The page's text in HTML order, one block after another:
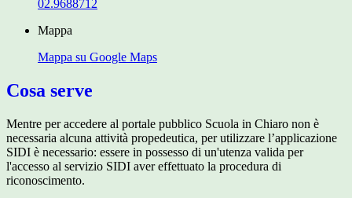
02.9688712
Mappa
Mappa su Google Maps
Cosa serve
Mentre per accedere al portale pubblico Scuola in Chiaro non è
necessaria alcuna attività propedeutica, per utilizzare l’applicazione
SIDI è necessario: essere in possesso di un'utenza valida per
l'accesso al servizio SIDI aver effettuato la procedura di
riconoscimento.